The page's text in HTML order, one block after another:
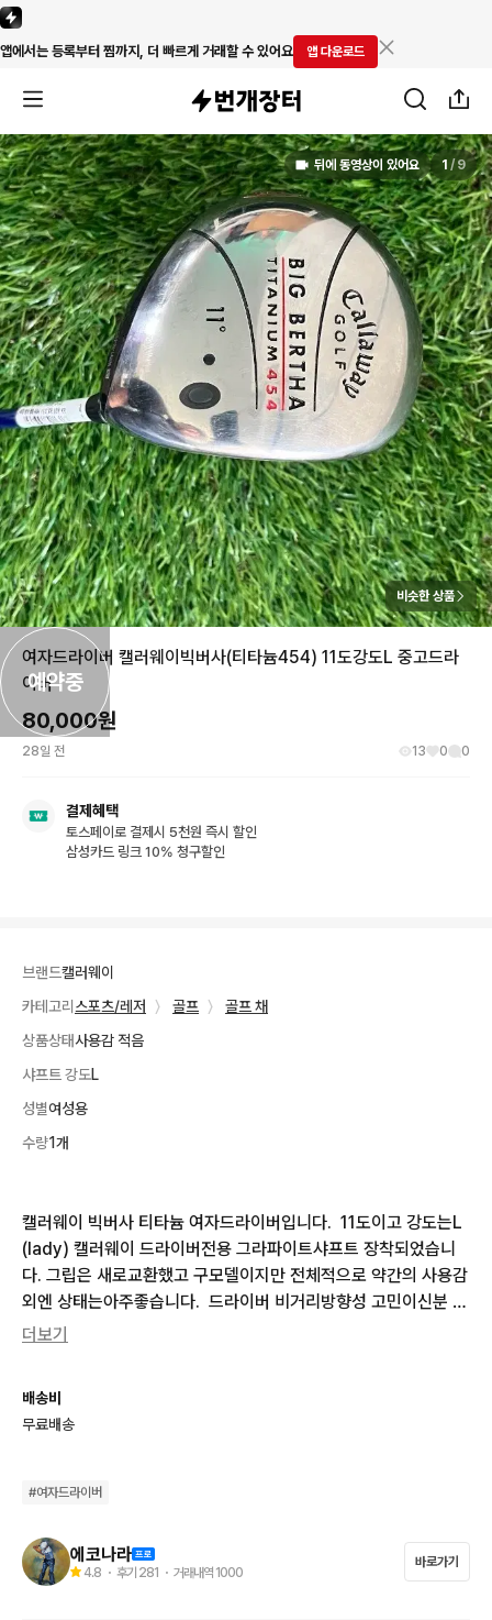
앱에서는 등록부터 찜까지, 더 빠르게 거래할 수 있어요 앱 다운로드
예약중
뒤에 동영상이 있어요 1 / 9
비슷한 상품
여자드라이버 캘러웨이빅버사(티타늄454) 11도강도L 중고드라
이버
80,000원
28일 전 13 0 0
결제혜택
토스페이로 결제시 5천원 즉시 할인
삼성카드 링크 10% 청구할인
브랜드캘러웨이
카테고리 스포츠/레저 〉 골프 〉
골프 채
상품상태사용감 적음
샤프트 강도L
성별여성용
수량1개
캘러웨이 빅버사 티타늄 여자드라이버입니다.  11도이고 강도는L
(lady) 캘러웨이 드라이버전용 그라파이트샤프트 장착되었습니
다. 그립은 새로교환했고 구모델이지만 전체적으로 약간의 사용감
외엔 상태는아주좋습니다.  드라이버 비거리방향성 고민이신분 상
태좋고 가성비좋은 캘러웨이 빅버사 티타늄 여자드라이버 강력추
더보기
배송비
무료배송
#여자드라이버
에코나라
4.8 ・ 후기 281 ・ 거래내역 1000
바로가기